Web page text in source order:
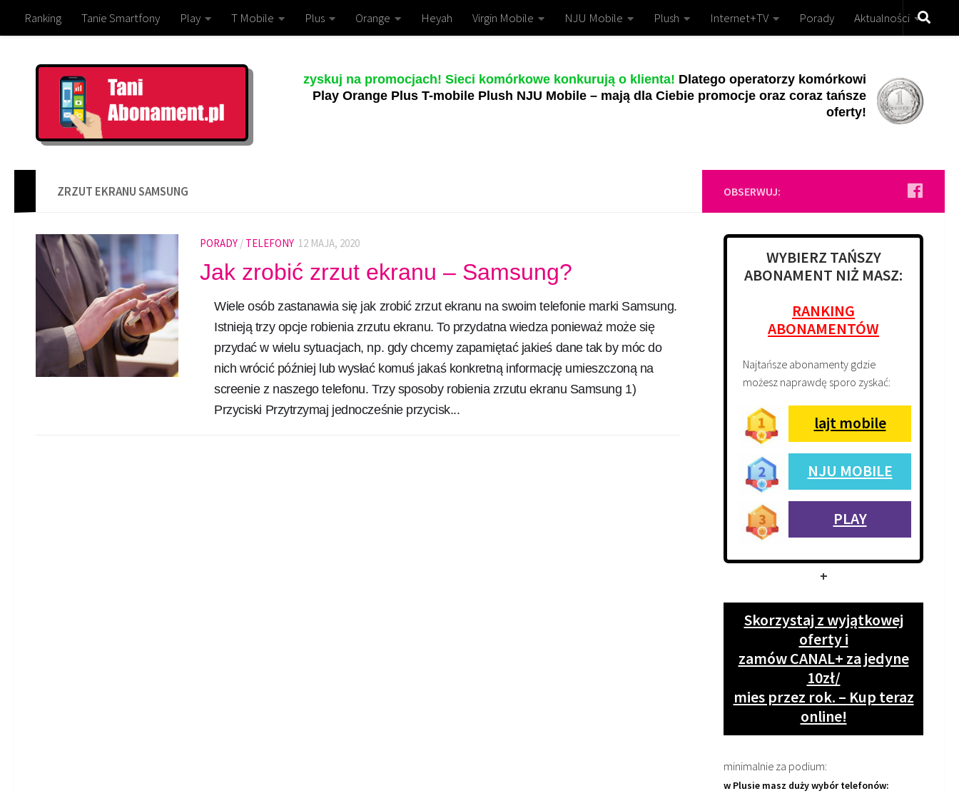
Ranking Tanie Smartfony Play T Mobile Plus Orange Heyah Virgin Mobile NJU Mobile Plush Internet+TV Porady Aktualności
zyskuj na promocjach! Sieci komórkowe konkurują o klienta! Dlatego operatorzy komórkowi
Play Orange Plus T-mobile Plush NJU Mobile – mają dla Ciebie promocje oraz coraz tańsze
oferty!
ZRZUT EKRANU SAMSUNG
PORADY / TELEFONY 12 MAJA, 2020
Jak zrobić zrzut ekranu – Samsung?
Wiele osób zastanawia się jak zrobić zrzut ekranu na swoim telefonie marki Samsung.
Istnieją trzy opcje robienia zrzutu ekranu. To przydatna wiedza ponieważ może się
przydać w wielu sytuacjach, np. gdy chcemy zapamiętać jakieś dane tak by móc do
nich wrócić później lub wysłać komuś jakaś konkretną informację umieszczoną na
screenie z naszego telefonu. Trzy sposoby robienia zrzutu ekranu Samsung 1)
Przyciski Przytrzymaj jednocześnie przycisk...
OBSERWUJ:
WYBIERZ TAŃSZY
ABONAMENT NIŻ MASZ:
RANKING
ABONAMENTÓW
Najtańsze abonamenty gdzie
możesz naprawdę sporo zyskać:
lajt mobile
NJU MOBILE
PLAY
+
Skorzystaj z wyjątkowej
oferty i
zamów CANAL+ za jedyne
10zł/
mies przez rok. – Kup teraz
online!
minimalnie za podium:
w Plusie masz duży wybór telefonów: